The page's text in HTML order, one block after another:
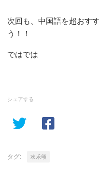
次回も、中国語を超おす
う！！
ではでは
シェアする
タグ: 欢乐颂